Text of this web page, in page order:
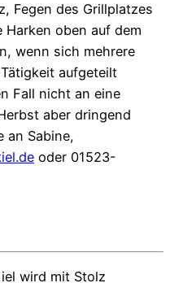
Fegen des Grillplatzes
oben auf dem
wenn sich mehrere
aufgeteilt
Fall nicht an eine
aber dringend
an Sabine,
oder 01523-
wird mit Stolz